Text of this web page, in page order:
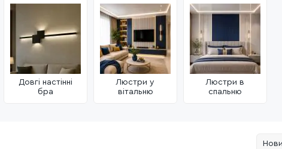
Довгі настінні
бра
Люстри у
вітальню
Люстри в
спальню